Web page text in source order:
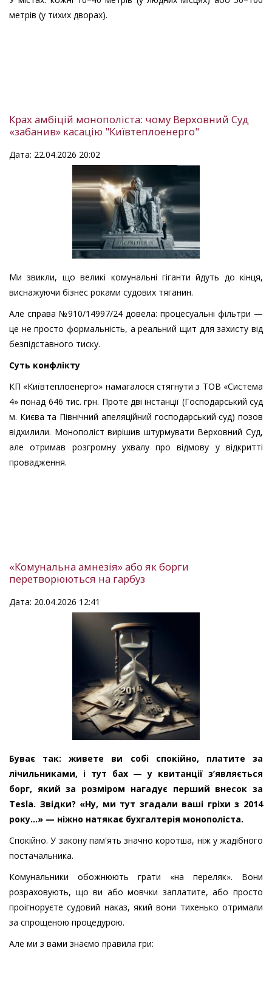
метрів (у тихих дворах).
Крах амбіцій монополіста: чому Верховний Суд
«забанив» касацію "Київтеплоенерго"
Дата: 22.04.2026 20:02
Ми звикли, що великі комунальні гіганти йдуть до кінця,
виснажуючи бізнес роками судових тяганин.
Але справа №910/14997/24 довела: процесуальні фільтри —
це не просто формальність, а реальний щит для захисту від
безпідставного тиску.
Суть конфлікту
КП «Київтеплоенерго» намагалося стягнути з ТОВ «Система
4» понад 646 тис. грн. Проте дві інстанції (Господарський суд
м. Києва та Північний апеляційний господарський суд) позов
відхилили. Монополіст вирішив штурмувати Верховний Суд,
але отримав розгромну ухвалу про відмову у відкритті
провадження.
«Комунальна амнезія» або як борги
перетворюються на гарбуз
Дата: 20.04.2026 12:41
Буває так: живете ви собі спокійно, платите за
лічильниками, і тут бах — у квитанції з’являється
борг, який за розміром нагадує перший внесок за
Tesla. Звідки? «Ну, ми тут згадали ваші гріхи з 2014
року...» — ніжно натякає бухгалтерія монополіста.
Спокійно. У закону пам'ять значно коротша, ніж у жадібного
постачальника.
Комунальники обожнюють грати «на переляк». Вони
розраховують, що ви або мовчки заплатите, або просто
проігноруєте судовий наказ, який вони тихенько отримали
за спрощеною процедурою.
Але ми з вами знаємо правила гри: